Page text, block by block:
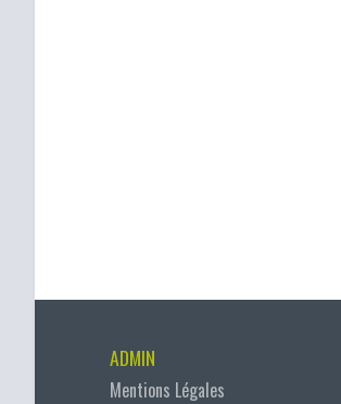
ADMIN
Mentions Légales